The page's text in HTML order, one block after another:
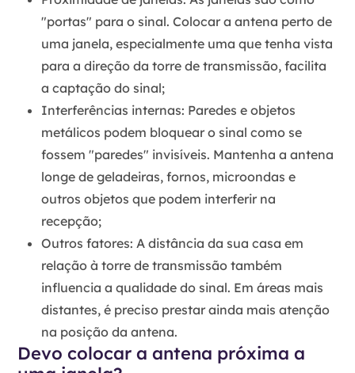
"portas" para o sinal. Colocar a antena perto de
uma janela, especialmente uma que tenha vista
para a direção da torre de transmissão, facilita
a captação do sinal;
Interferências internas: Paredes e objetos
metálicos podem bloquear o sinal como se
fossem "paredes" invisíveis. Mantenha a antena
longe de geladeiras, fornos, microondas e
outros objetos que podem interferir na
recepção;
Outros fatores: A distância da sua casa em
relação à torre de transmissão também
influencia a qualidade do sinal. Em áreas mais
distantes, é preciso prestar ainda mais atenção
na posição da antena.
Devo colocar a antena próxima a